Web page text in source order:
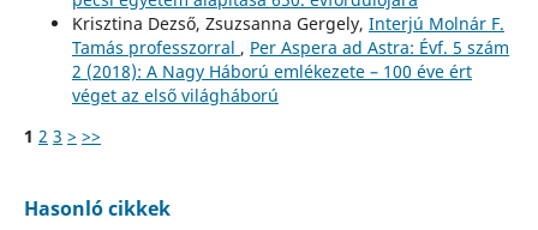
Krisztina Dezső, Zsuzsanna Gergely, Interjú Molnár F.
Tamás professzorral , Per Aspera ad Astra: Évf. 5 szám
2 (2018): A Nagy Háború emlékezete – 100 éve ért
véget az első világháború
1 2 3 > >>
Hasonló cikkek